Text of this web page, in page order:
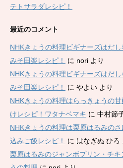
テトサラダレシピ！
最近のコメント
NHKきょうの料理ビギナーズはだ
みそ田楽レシピ！
に nori より
NHKきょうの料理ビギナーズはだ
みそ田楽レシピ！
に やよい より
NHKきょうの料理はらっきょうの
けレシピ！ワタナベマキ に 中村節
NHKきょうの料理は栗原はるみの
込みご飯レシピ！
に はなぎぬ ひろ
栗原はるみのジャンボプリン・チ